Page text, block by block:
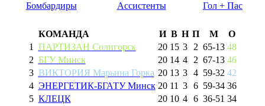
Бомбардиры Ассистенты Гол + Пас
КОМАНДА И В Н П М
О
1
ПАРТИЗАН Солигорск 20 15 3 2 65-13 48
2 БГУ Минск 20 14 4 2 67-13 46
3 ВИКТОРИЯ Марьина Горка 20 13 3 4 59-32 42
4 ЭНЕРГЕТИК-БГАТУ Минск 20 11 3 6 59-34 36
5 КЛЕЦК 20 10 4 6 36-51 34